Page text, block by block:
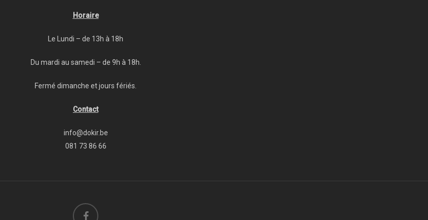
Horaire
Le Lundi – de 13h à 18h
Du mardi au samedi – de 9h à 18h.
Fermé dimanche et jours fériés.
Contact
info@dokir.be
081 73 86 66